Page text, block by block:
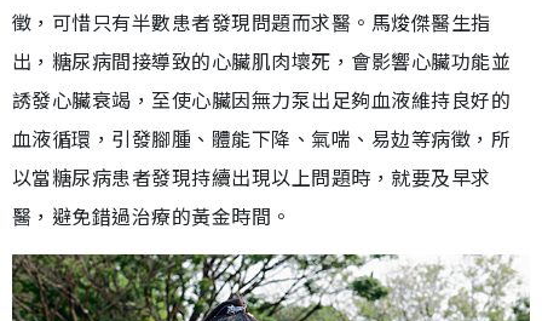
徵，可惜只有半數患者發現問題而求醫。馬焌傑醫生指
出，糖尿病間接導致的心臟肌肉壞死，會影響心臟功能並
誘發心臟衰竭，至使心臟因無力泵出足夠血液維持良好的
血液循環，引發腳腫、體能下降、氣喘、易攰等病徵，所
以當糖尿病患者發現持續出現以上問題時，就要及早求
醫，避免錯過治療的黃金時間。